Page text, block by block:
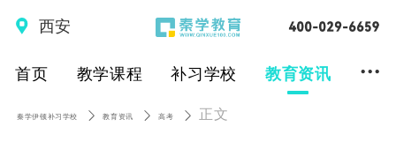
西安
首页 教学课程 补习学校 教育资讯 ...
秦学伊顿补习学校 教育资讯 高考 正文